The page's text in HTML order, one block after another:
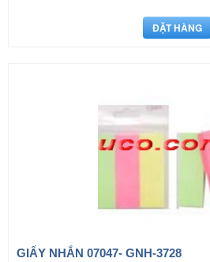
GIẤY NHẮN 07047- GNH-3728